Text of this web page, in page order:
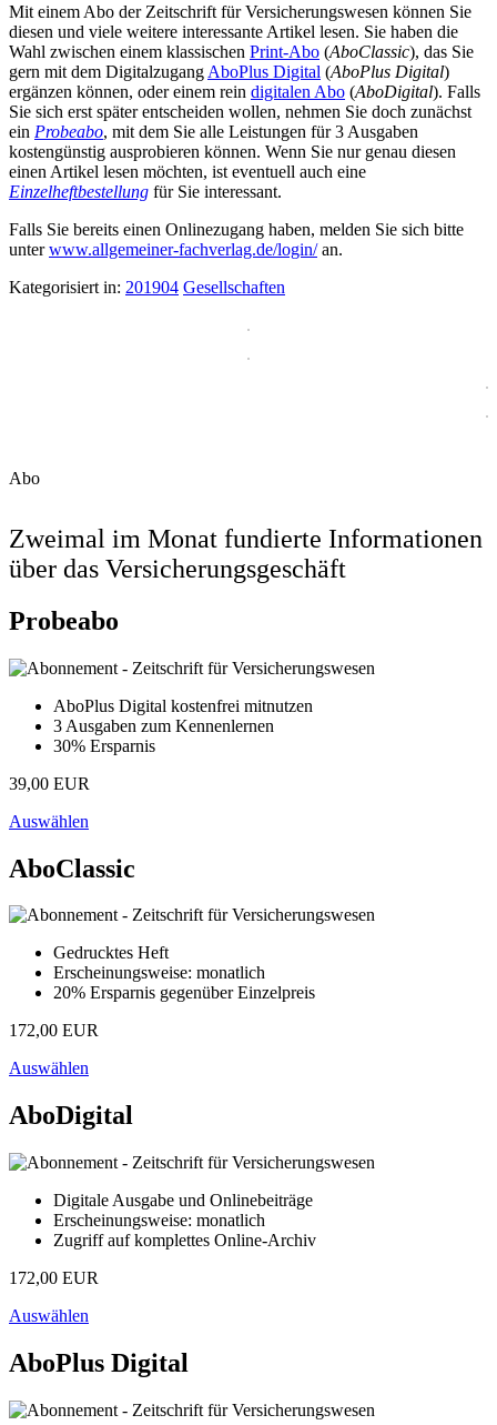
Mit einem Abo der Zeitschrift für Versicherungswesen können Sie
diesen und viele weitere interessante Artikel lesen. Sie haben die
Wahl zwischen einem klassischen Print-Abo (AboClassic), das Sie
gern mit dem Digitalzugang AboPlus Digital (AboPlus Digital)
ergänzen können, oder einem rein digitalen Abo (AboDigital). Falls
Sie sich erst später entscheiden wollen, nehmen Sie doch zunächst
ein Probeabo, mit dem Sie alle Leistungen für 3 Ausgaben
kostengünstig ausprobieren können. Wenn Sie nur genau diesen
einen Artikel lesen möchten, ist eventuell auch eine
Einzelheftbestellung für Sie interessant.
Falls Sie bereits einen Onlinezugang haben, melden Sie sich bitte
unterwww.allgemeiner-fachverlag.de/login/an.
Kategorisiert in: 201904 Gesellschaften
Abo
Zweimal im Monat fundierte Informationen
über das Versicherungsgeschäft
Probeabo
AboPlus Digital kostenfrei mitnutzen
3 Ausgaben zum Kennenlernen
30% Ersparnis
39,00 EUR
Auswählen
AboClassic
Gedrucktes Heft
Erscheinungsweise: monatlich
20% Ersparnis gegenüber Einzelpreis
172,00 EUR
Auswählen
AboDigital
Digitale Ausgabe und Onlinebeiträge
Erscheinungsweise: monatlich
Zugriff auf komplettes Online-Archiv
172,00 EUR
Auswählen
AboPlus Digital